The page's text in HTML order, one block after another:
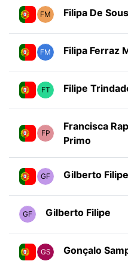
FM Filipa De
FM Filipa Ferraz
FT Filipe
FP
Francisca
Primo
GF Gilberto Filipe
GF Gilberto Filipe
GS Gonçalo